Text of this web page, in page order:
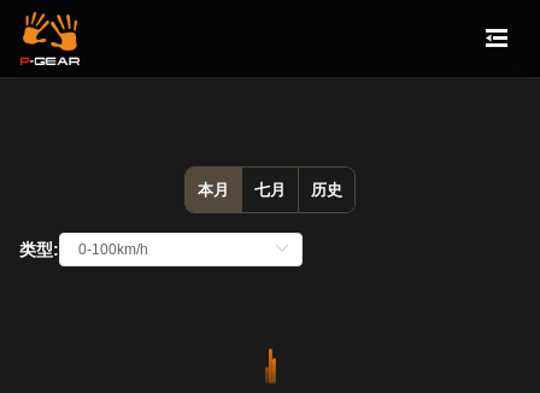
本月 七月 历史
类型: